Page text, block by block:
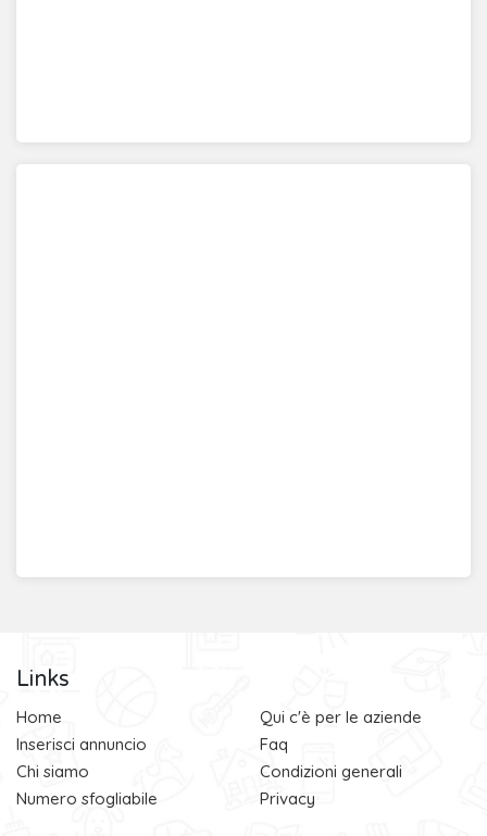
Links
Home
Inserisci annuncio
Chi siamo
Numero sfogliabile
Qui c'è per le aziende
Faq
Condizioni generali
Privacy